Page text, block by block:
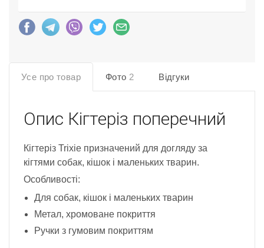
Усе про товар Фото 2 Відгуки
Опис Кігтеріз поперечний
Кігтеріз Trixie призначений для догляду за
кігтями собак, кішок і маленьких тварин.
Особливості:
Для собак, кішок і маленьких тварин
Метал, хромоване покриття
Ручки з гумовим покриттям